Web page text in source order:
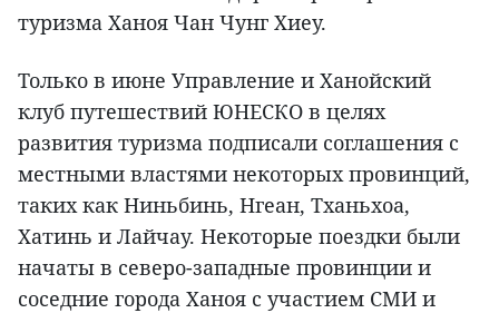
туризма Ханоя Чан Чунг Хиеу.
Только в июне Управление и Ханойский
клуб путешествий ЮНЕСКО в целях
развития туризма подписали соглашения с
местными властями некоторых провинций,
таких как Ниньбинь, Нгеан, Тханьхоа,
Хатинь и Лайчау. Некоторые поездки были
начаты в северо-западные провинции и
соседние города Ханоя с участием СМИ и